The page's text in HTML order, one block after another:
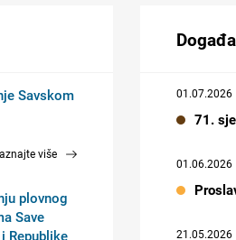
Savskom
više
plovnog
Save
Republike
01.07.2026
71.
01.06.2026
21.05.2026